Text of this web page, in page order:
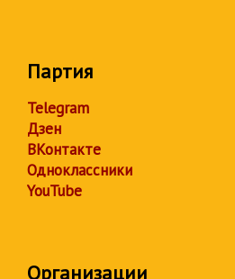
Партия
Telegram
Дзен
ВКонтакте
Одноклассники
YouTube
Организации